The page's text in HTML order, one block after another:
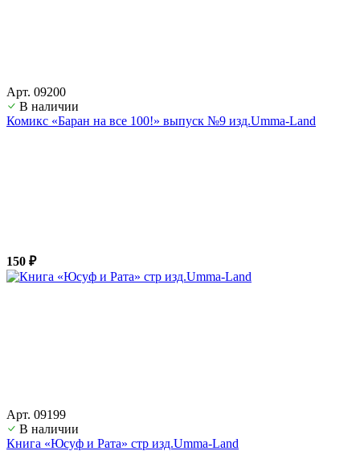
Арт. 09200
В наличии
Комикс «Баран на все 100!» выпуск №9 изд.Umma-Land
150 ₽
Арт. 09199
В наличии
Книга «Юсуф и Рата» стр изд.Umma-Land